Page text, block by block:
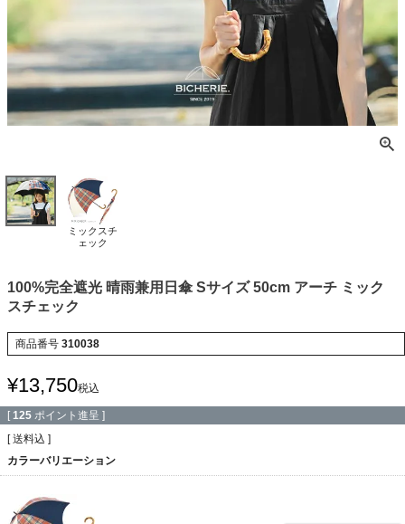
ミックスチ
ェック
100%完全遮光 晴雨兼用日傘 Sサイズ 50cm アーチ ミック
スチェック
商品番号 310038
¥13,750税込
[ 125 ポイント進呈 ]
送料込
カラーバリエーション